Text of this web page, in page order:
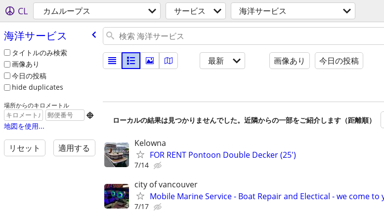
CL カムループス サービス 海洋サービス
海洋サービス
タイトルのみ検索
画像あり
今日の投稿
hide duplicates
場所からのキロメートル

地図を使用...
リセット 適用する
最新 画像あり 今日の投稿
ローカルの結果は見つかりませんでした。近隣からの一部をご紹介します（距離順）
Kelowna
FOR RENT Pontoon Double Decker (25')
7/14
city of vancouver
Mobile Marine Service - Boat Repair and Electical - we come to
7/17